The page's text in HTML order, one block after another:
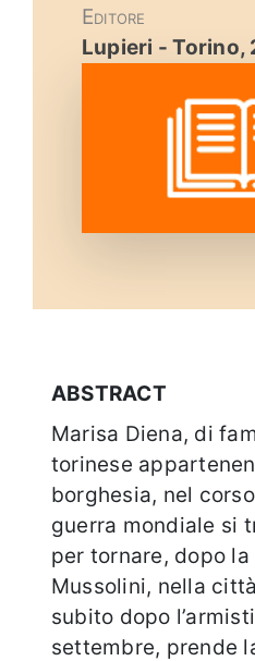
Editore
Lupieri - Torino,
ABSTRACT
Marisa Diena, di
torinese
borghesia, nel
guerra mondiale si
per tornare, dopo
Mussolini, nella
subito dopo
settembre, prende